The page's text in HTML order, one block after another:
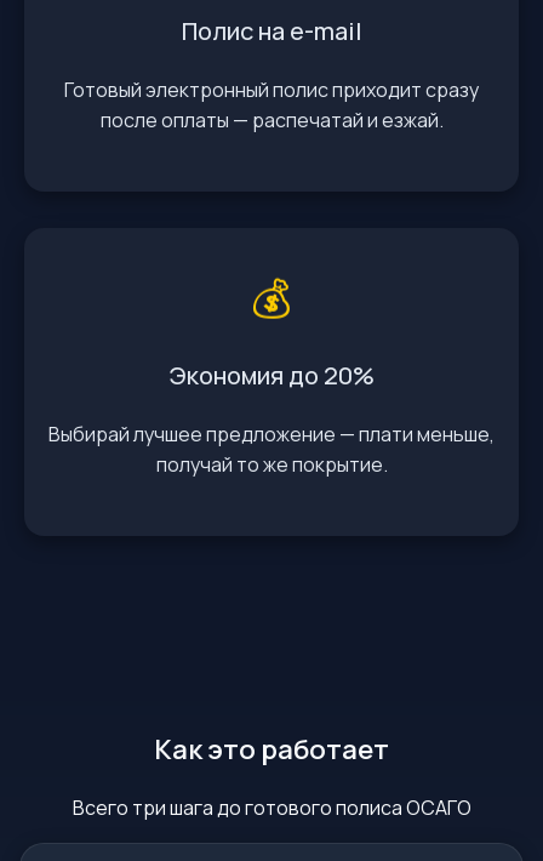
Полис на e-mail
Готовый электронный полис приходит сразу
после оплаты — распечатай и езжай.
💰
Экономия до 20%
Выбирай лучшее предложение — плати меньше,
получай то же покрытие.
Как это работает
Всего три шага до готового полиса ОСАГО